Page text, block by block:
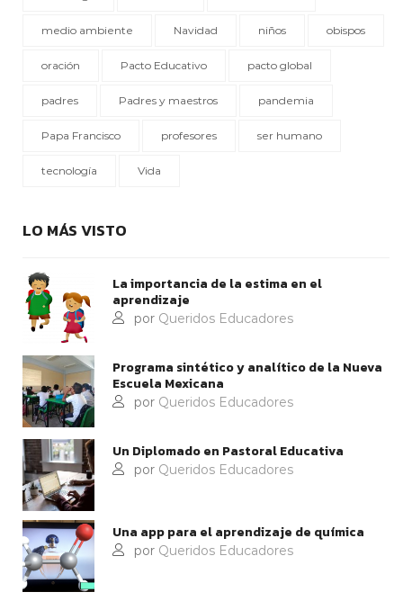
medio ambiente Navidad niños obispos
oración Pacto Educativo pacto global
padres Padres y maestros pandemia
Papa Francisco profesores ser humano
tecnología Vida
LO MÁS VISTO
La importancia de la estima en el
aprendizaje
por Queridos Educadores
Programa sintético y analítico de la Nueva
Escuela Mexicana
por Queridos Educadores
Un Diplomado en Pastoral Educativa
por Queridos Educadores
Una app para el aprendizaje de química
por Queridos Educadores